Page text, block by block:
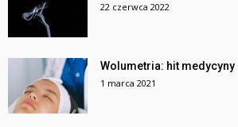
22 czerwca 2022
Wolumetria: hit medycyny
1 marca 2021